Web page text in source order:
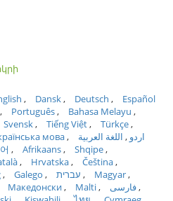
Dansk Deutsch
Español
Português
Bahasa Melayu
Svensk Tiếng Việt
Türkçe
мова اردو
اللغة العربية
Afrikaans
Shqipe
Hrvatska
Čeština
Galego עברית
Magyar
Македонски Malti
فارسی